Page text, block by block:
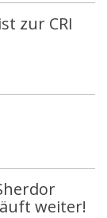
zur CRI
weiter!